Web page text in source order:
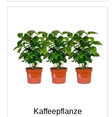
Kaffeepflanze